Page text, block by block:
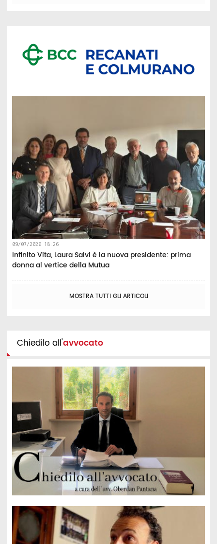
09/07/2026 18:26
Infinito Vita, Laura Salvi è la nuova presidente: prima
donna al vertice della Mutua
MOSTRA TUTTI GLI ARTICOLI
Chiedilo all'avvocato